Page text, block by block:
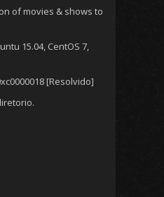
of movies & shows to
15.04, CentOS 7,
[Resolvido]